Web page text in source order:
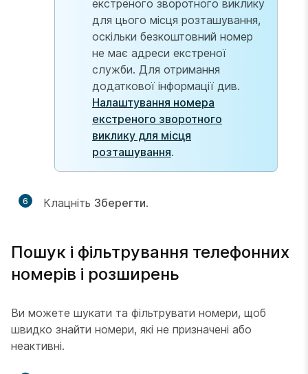
екстреного зворотного виклику
для цього місця розташування,
оскільки безкоштовний номер
не має адреси екстреної
служби. Для отримання
додаткової інформації див.
Налаштування номера
екстреного зворотного
виклику для місця
розташування.
6 Клацніть Зберегти.
Пошук і фільтрування телефонних
номерів і розширень
Ви можете шукати та фільтрувати номери, щоб
швидко знайти номери, які не призначені або
неактивні.